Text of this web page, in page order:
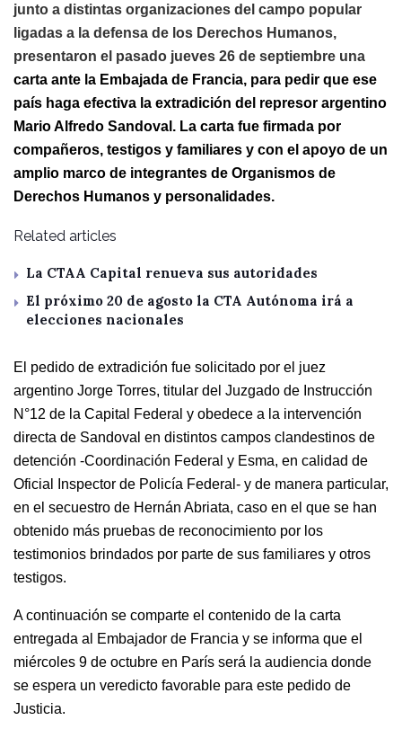
junto a distintas organizaciones del campo popular
ligadas a la defensa de los Derechos Humanos,
presentaron el pasado jueves 26 de septiembre una
carta ante la Embajada de Francia, para pedir que ese
país haga efectiva la extradición del represor argentino
Mario Alfredo Sandoval. La carta fue firmada por
compañeros, testigos y familiares y con el apoyo de un
amplio marco de integrantes de Organismos de
Derechos Humanos y personalidades.
Related articles
La CTAA Capital renueva sus autoridades
El próximo 20 de agosto la CTA Autónoma irá a
elecciones nacionales
El pedido de extradición fue solicitado por el juez
argentino Jorge Torres, titular del Juzgado de Instrucción
N°12 de la Capital Federal y obedece a la intervención
directa de Sandoval en distintos campos clandestinos de
detención -Coordinación Federal y Esma, en calidad de
Oficial Inspector de Policía Federal- y de manera particular,
en el secuestro de Hernán Abriata, caso en el que se han
obtenido más pruebas de reconocimiento por los
testimonios brindados por parte de sus familiares y otros
testigos.
A continuación se comparte el contenido de la carta
entregada al Embajador de Francia y se informa que el
miércoles 9 de octubre en París será la audiencia donde
se espera un veredicto favorable para este pedido de
Justicia.